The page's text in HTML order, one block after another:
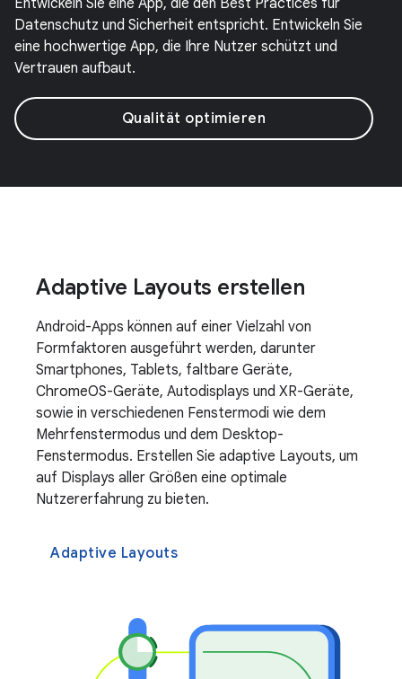
Entwickeln Sie eine App, die den Best Practices für
Datenschutz und Sicherheit entspricht. Entwickeln Sie
eine hochwertige App, die Ihre Nutzer schützt und
Vertrauen aufbaut.
Qualität optimieren
Adaptive Layouts erstellen
Android-Apps können auf einer Vielzahl von
Formfaktoren ausgeführt werden, darunter
Smartphones, Tablets, faltbare Geräte,
ChromeOS-Geräte, Autodisplays und XR-Geräte,
sowie in verschiedenen Fenstermodi wie dem
Mehrfenstermodus und dem Desktop-
Fenstermodus. Erstellen Sie adaptive Layouts, um
auf Displays aller Größen eine optimale
Nutzererfahrung zu bieten.
Adaptive Layouts